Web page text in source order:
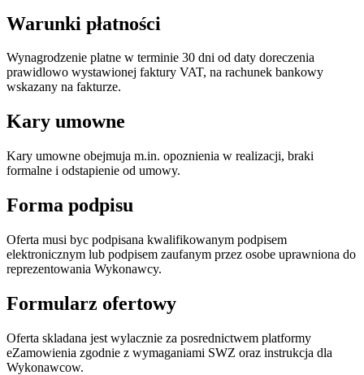
Warunki płatności
Wynagrodzenie platne w terminie 30 dni od daty doreczenia
prawidlowo wystawionej faktury VAT, na rachunek bankowy
wskazany na fakturze.
Kary umowne
Kary umowne obejmuja m.in. opoznienia w realizacji, braki
formalne i odstapienie od umowy.
Forma podpisu
Oferta musi byc podpisana kwalifikowanym podpisem
elektronicznym lub podpisem zaufanym przez osobe uprawniona do
reprezentowania Wykonawcy.
Formularz ofertowy
Oferta skladana jest wylacznie za posrednictwem platformy
eZamowienia zgodnie z wymaganiami SWZ oraz instrukcja dla
Wykonawcow.